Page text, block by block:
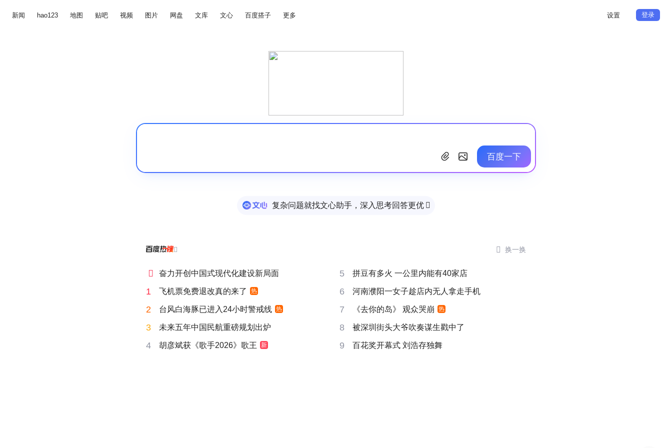
新闻 hao123 地图 贴吧 视频 图片 网盘 文库 文心 百度搭子 更多 设置 登录
百度一下
复杂问题就找文心助手，深入思考回答更优 
  换一换
 奋力开创中国式现代化建设新局面 5 拼豆有多火 一公里内能有40家店
1 飞机票免费退改真的来了 热 6 河南濮阳一女子趁店内无人拿走手机
2 台风白海豚已进入24小时警戒线 热 7 《去你的岛》 观众哭崩 热
3 未来五年中国民航重磅规划出炉 8 被深圳街头大爷吹奏谋生戳中了
4 胡彦斌获《歌手2026》歌王 新 9 百花奖开幕式 刘浩存独舞